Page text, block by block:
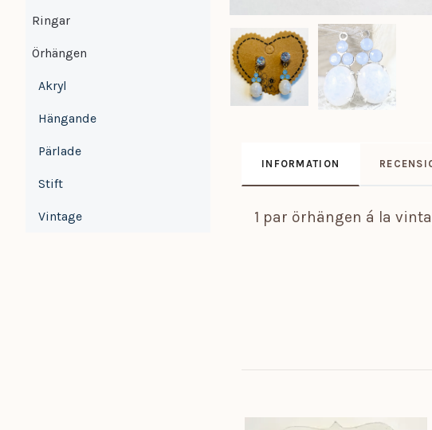
Ringar
Örhängen
Akryl
Hängande
Pärlade
Stift
Vintage
INFORMATION
1 par örhängen á la